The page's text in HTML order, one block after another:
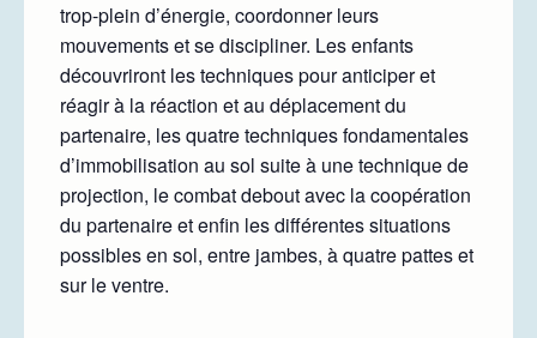
trop-plein d’énergie, coordonner leurs
mouvements et se discipliner. Les enfants
découvriront les techniques pour anticiper et
réagir à la réaction et au déplacement du
partenaire, les quatre techniques fondamentales
d’immobilisation au sol suite à une technique de
projection, le combat debout avec la coopération
du partenaire et enfin les différentes situations
possibles en sol, entre jambes, à quatre pattes et
sur le ventre.